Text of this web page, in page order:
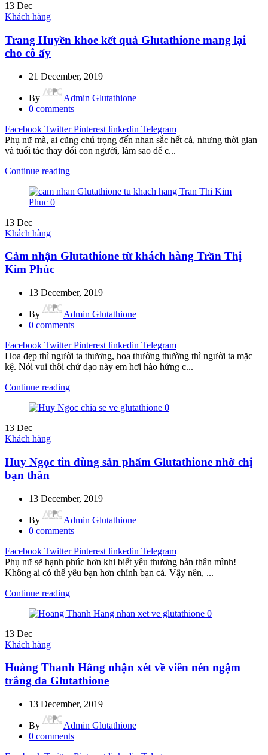
13 Dec
Khách hàng
Trang Huyền khoe kết quả Glutathione mang lại
cho cô ấy
21 December, 2019
By
Admin Glutathione
0 comments
Facebook Twitter Pinterest linkedin Telegram
Phụ nữ mà, ai cũng chú trọng đến nhan sắc hết cả, nhưng thời gian
và tuổi tác thay đổi con người, làm sao để c...
Continue reading
13 Dec
Khách hàng
Cảm nhận Glutathione từ khách hàng Trần Thị
Kim Phúc
13 December, 2019
By
Admin Glutathione
0 comments
Facebook Twitter Pinterest linkedin Telegram
Hoa đẹp thì người ta thương, hoa thường thường thì người ta mặc
kệ. Nói vui thôi chứ dạo này em hơi hào hứng c...
Continue reading
13 Dec
Khách hàng
Huy Ngọc tin dùng sản phẩm Glutathione nhờ chị
bạn thân
13 December, 2019
By
Admin Glutathione
0 comments
Facebook Twitter Pinterest linkedin Telegram
Phụ nữ sẽ hạnh phúc hơn khi biết yêu thương bản thân mình!
Không ai có thể yêu bạn hơn chính bạn cả. Vậy nên, ...
Continue reading
13 Dec
Khách hàng
Hoàng Thanh Hằng nhận xét về viên nén ngậm
trắng da Glutathione
13 December, 2019
By
Admin Glutathione
0 comments